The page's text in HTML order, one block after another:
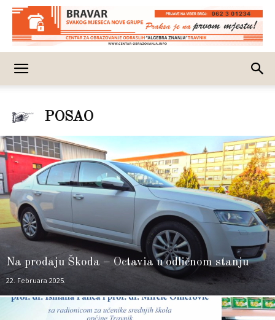
POSAO
Na prodaju Škoda – Octavia u odličnom stanju
22. Februara 2025.